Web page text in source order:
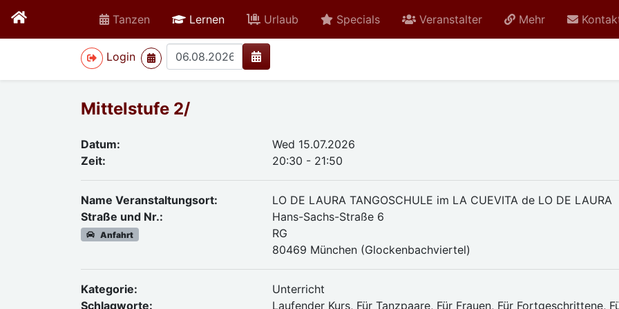
Tanzen Lernenactive Urlaub Specials Veranstalter Mehr
Login
>
Mittelstufe 2/
Datum:
Wed 15.07.2026
Zeit:
20:30 - 21:50
Name Veranstaltungsort:
LO DE LAURA TANGOSCHULE im LA CUEVITA de LO DE LAURA
Straße und Nr.:
Anfahrt
Hans-Sachs-Straße 6
RG
80469 München (Glockenbachviertel)
Kategorie:
Unterricht
Schlagworte:
Laufender Kurs, Für Tanzpaare, Für Frauen, Für Fortgeschrittene,